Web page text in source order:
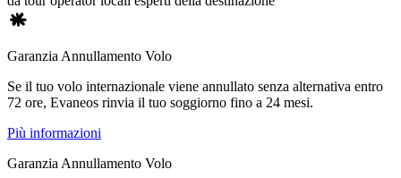
Garanzia Annullamento Volo
Se il tuo volo internazionale viene annullato senza alternativa entro
72 ore, Evaneos rinvia il tuo soggiorno fino a 24 mesi.
Più informazioni
Garanzia Annullamento Volo